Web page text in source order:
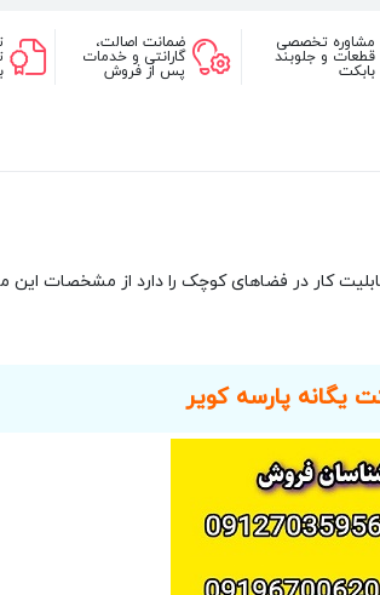
مشاوره تخصصی
قطعات و جلوبند
بابکت
ضمانت اصالت،
گارانتی و خدمات
پس از فروش
کار در فضاهای کوچک را دارد از مشخصات این
پارسه کویر